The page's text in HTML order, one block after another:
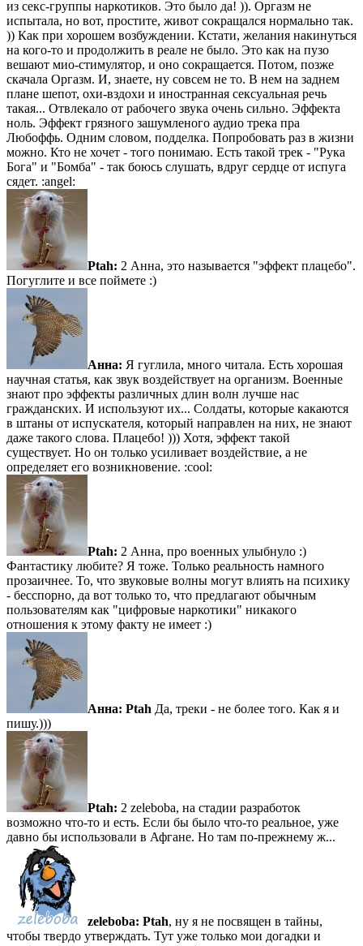
из секс-группы наркотиков. Это было да! )). Оргазм не
испытала, но вот, простите, живот сокращался нормально так.
)) Как при хорошем возбуждении. Кстати, желания накинуться
на кого-то и продолжить в реале не было. Это как на пузо
вешают мио-стимулятор, и оно сокращается. Потом, позже
скачала Оргазм. И, знаете, ну совсем не то. В нем на заднем
плане шепот, охи-вздохи и иностранная сексуальная речь
такая... Отвлекало от рабочего звука очень сильно. Эффекта
ноль. Эффект грязного зашумленого аудио трека пра
Любоффь. Одним словом, подделка. Попробовать раз в жизни
можно. Кто не хочет - того понимаю. Есть такой трек - "Рука
Бога" и "Бомба" - так боюсь слушать, вдруг сердце от испуга
сядет. :angel:
Ptah: 2 Анна, это называется "эффект плацебо".
Погуглите и все поймете :)
Анна: Я гуглила, много читала. Есть хорошая
научная статья, как звук воздействует на организм. Военные
знают про эффекты различных длин волн лучше нас
гражданских. И используют их... Солдаты, которые какаются
в штаны от испускателя, который направлен на них, не знают
даже такого слова. Плацебо! ))) Хотя, эффект такой
существует. Но он только усиливает воздействие, а не
определяет его возникновение. :cool:
Ptah: 2 Анна, про военных улыбнуло :)
Фантастику любите? Я тоже. Только реальность намного
прозаичнее. То, что звуковые волны могут влиять на психику
- бесспорно, да вот только то, что предлагают обычным
пользователям как "цифровые наркотики" никакого
отношения к этому факту не имеет :)
Анна: Ptah Да, треки - не более того. Как я и
пишу.)))
Ptah: 2 zeleboba, на стадии разработок
возможно что-то и есть. Если бы было что-то реальное, уже
давно бы использовали в Афгане. Но там по-прежнему ж...
zeleboba: Ptah, ну я не посвящен в тайны,
чтобы твердо утверждать. Тут уже только мои догадки и